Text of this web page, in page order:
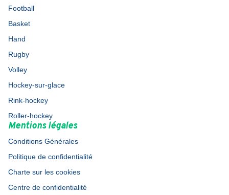
Football
Basket
Hand
Rugby
Volley
Hockey-sur-glace
Rink-hockey
Roller-hockey
Mentions légales
Conditions Générales
Politique de confidentialité
Charte sur les cookies
Centre de confidentialité